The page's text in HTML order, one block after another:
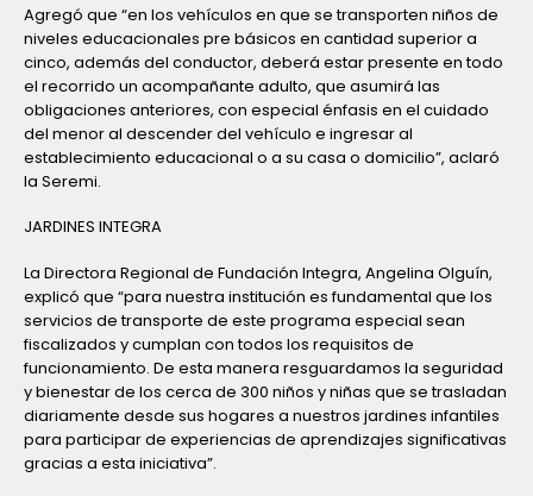
Agregó que “en los vehículos en que se transporten niños de
niveles educacionales pre básicos en cantidad superior a
cinco, además del conductor, deberá estar presente en todo
el recorrido un acompañante adulto, que asumirá las
obligaciones anteriores, con especial énfasis en el cuidado
del menor al descender del vehículo e ingresar al
establecimiento educacional o a su casa o domicilio”, aclaró
la Seremi.
JARDINES INTEGRA
La Directora Regional de Fundación Integra, Angelina Olguín,
explicó que “para nuestra institución es fundamental que los
servicios de transporte de este programa especial sean
fiscalizados y cumplan con todos los requisitos de
funcionamiento. De esta manera resguardamos la seguridad
y bienestar de los cerca de 300 niños y niñas que se trasladan
diariamente desde sus hogares a nuestros jardines infantiles
para participar de experiencias de aprendizajes significativas
gracias a esta iniciativa”.